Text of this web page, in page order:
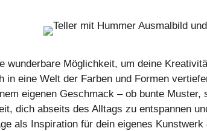
wunderbare Möglichkeit, um deine
in eine Welt der Farben und Formen
eigenen Geschmack – ob bunte
dich abseits des Alltags zu entspannen
als Inspiration für dein eigenes